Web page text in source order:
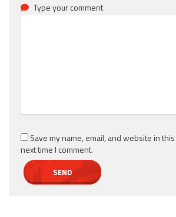
Type your comment
Save my name, email, and website in
next time I comment.